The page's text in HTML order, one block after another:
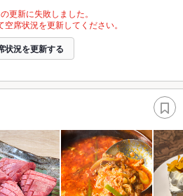
更新に失敗しました。
席状況を更新してください。
状況を更新する